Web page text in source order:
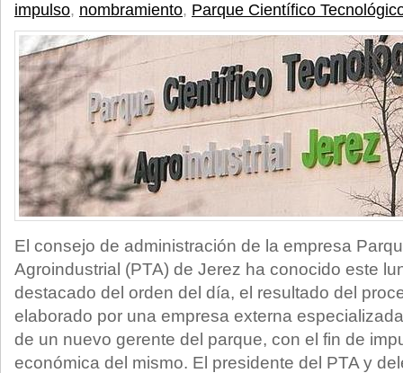
impulso, nombramiento, Parque Científico
El consejo de administración de la empresa
Agroindustrial (PTA) de Jerez ha conocido este
destacado del orden del día, el resultado del
elaborado por una empresa externa
de un nuevo gerente del parque, con el fin de
económica del mismo. El presidente del PTA y